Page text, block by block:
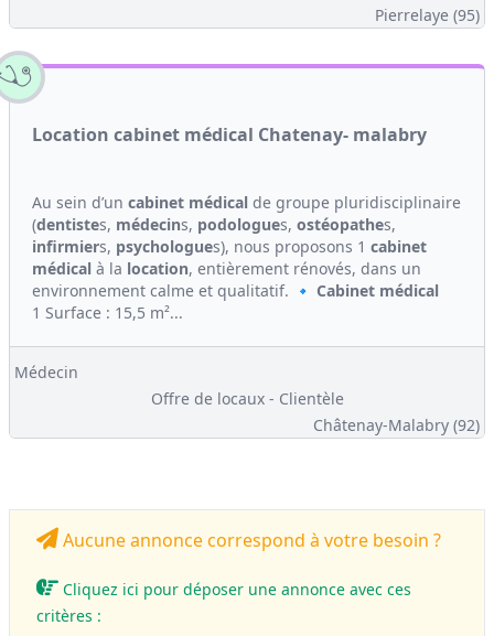
Pierrelaye (95)
Location cabinet médical Chatenay- malabry
Au sein d’un cabinet médical de groupe pluridisciplinaire
(dentistes, médecins, podologues, ostéopathes,
infirmiers, psychologues), nous proposons 1 cabinet
médical à la location, entièrement rénovés, dans un
environnement calme et qualitatif. 🔹 Cabinet médical
1 Surface : 15,5 m²...
Médecin
Offre de locaux - Clientèle
Châtenay-Malabry (92)
Aucune annonce correspond à votre besoin ?
Cliquez ici pour déposer une annonce avec ces
critères :